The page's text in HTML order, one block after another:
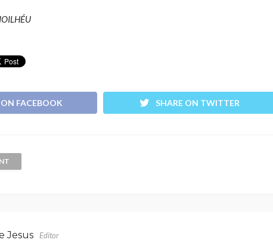
ON FACEBOOK SHARE ON TWITTER
Jesus Editor